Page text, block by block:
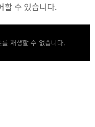
할 수 있습니다.
재생할 수 없습니다.